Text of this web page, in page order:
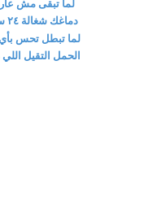
لما تبقى مش
دماغك شغالة ٢٤ ساعة ، وبتلف في دواير . كل تفصيلة ب...
لما تبطل تحس
الحمل التقيل